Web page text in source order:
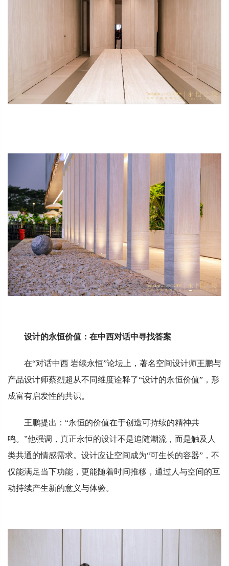
设计的永恒价值：在中西对话中寻找答案
在“对话中西 岩续永恒”论坛上，著名空间设计师王鹏与
产品设计师蔡烈超从不同维度诠释了“设计的永恒价值”，形
成富有启发性的共识。
王鹏提出：“永恒的价值在于创造可持续的精神共
鸣。”他强调，真正永恒的设计不是追随潮流，而是触及人
类共通的情感需求。设计应让空间成为“可生长的容器”，不
仅能满足当下功能，更能随着时间推移，通过人与空间的互
动持续产生新的意义与体验。